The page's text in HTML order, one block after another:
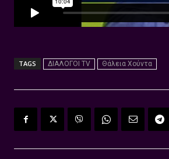
TAGS ΔΙΑΛΟΓΟΙ TV Θάλεια Χούντα